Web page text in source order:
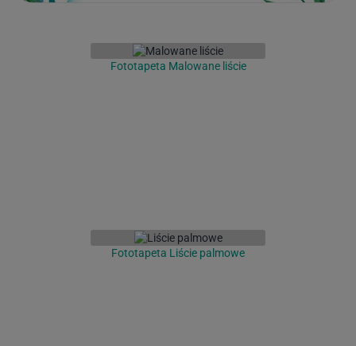
Fototapeta Malowane liście
Fototapeta Liście palmowe